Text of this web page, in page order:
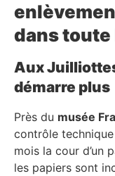
dans toute
Aux
démarre plus
Près du musée
contrôle
mois la cour d’un
les papiers sont